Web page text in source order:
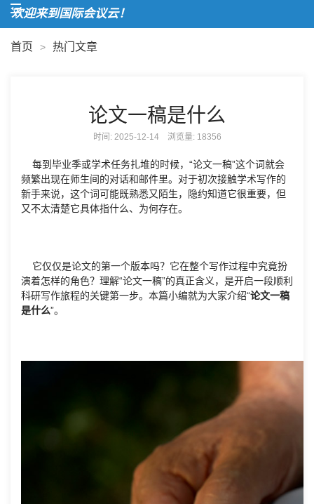
迎来到国际会议云！
首页 > 热门文章
论文一稿是什么
时间: 2025-12-14 浏览量: 18356
每到毕业季或学术任务扎堆的时候，“论文一稿”这个词就会
频繁出现在师生间的对话和邮件里。对于初次接触学术写作的
新手来说，这个词可能既熟悉又陌生，隐约知道它很重要，但
又不太清楚它具体指什么、为何存在。
它仅仅是论文的第一个版本吗？它在整个写作过程中究竟扮
演着怎样的角色？理解“论文一稿”的真正含义，是开启一段顺利
科研写作旅程的关键第一步。本篇小编就为大家介绍“论文一稿
是什么”。